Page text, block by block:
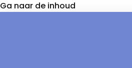
Ga naar de inhoud